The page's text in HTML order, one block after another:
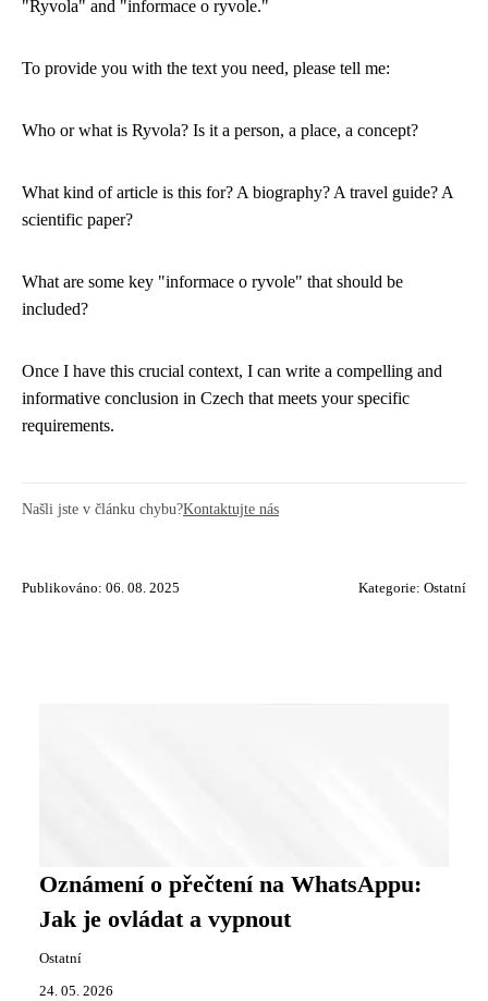
"Ryvola" and "informace o ryvole."
To provide you with the text you need, please tell me:
Who or what is Ryvola? Is it a person, a place, a concept?
What kind of article is this for? A biography? A travel guide? A
scientific paper?
What are some key "informace o ryvole" that should be
included?
Once I have this crucial context, I can write a compelling and
informative conclusion in Czech that meets your specific
requirements.
Našli jste v článku chybu?Kontaktujte nás
Publikováno: 06. 08. 2025 Kategorie: Ostatní
Oznámení o přečtení na WhatsAppu:
Jak je ovládat a vypnout
Ostatní
24. 05. 2026